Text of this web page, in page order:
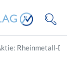
Rheinmetall-